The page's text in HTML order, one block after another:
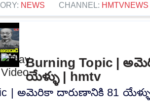
NEWS CHANNEL: HMTVNEWS
Burning Topic |
యేళ్ళు | hmtv
| అమెరికా దారుణానికి 81 యేళ్ళు